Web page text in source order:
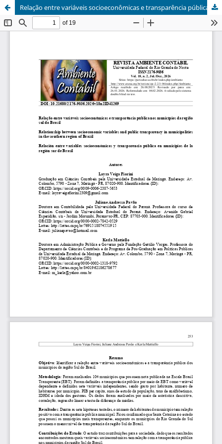
Relação entre variáveis socioeconômicas e transparência pública nos municípios da região sul do Brasil